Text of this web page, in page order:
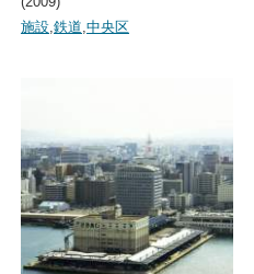
施設,鉄道,中央区